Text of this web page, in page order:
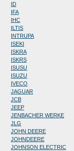
ID
IFA
IHC
ILTIS
INTRUPA
ISEKI
ISKRA
ISKRS
ISUSU
ISUZU
IVECO
JAGUAR
JCB
JEEP
JENBACHER WERKE
JLG
JOHN DEERE
JOHNDEERE
JOHNSON ELECTRIC